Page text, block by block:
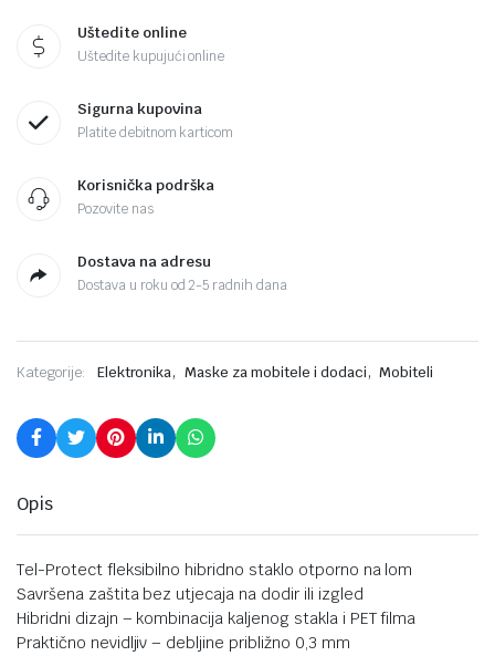
Uštedite online
Uštedite kupujući online
Sigurna kupovina
Platite debitnom karticom
Korisnička podrška
Pozovite nas
Dostava na adresu
Dostava u roku od 2-5 radnih dana
Kategorije: Elektronika, Maske za mobitele i dodaci, Mobiteli
Opis
Tel-Protect fleksibilno hibridno staklo otporno na lom
Savršena zaštita bez utjecaja na dodir ili izgled
Hibridni dizajn – kombinacija kaljenog stakla i PET filma
Praktično nevidljiv – debljine približno 0,3 mm